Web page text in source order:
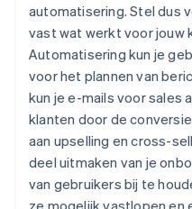
automatisering. Stel dus
vast wat werkt voor jouw
Automatisering kun je
voor het plannen van
kun je e-mails voor sales
klanten door de
aan upselling en cross-
deel uitmaken van je
van gebruikers bij te